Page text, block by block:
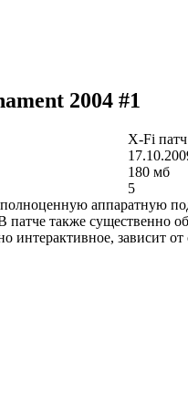
2004 #1
X-Fi патч
180 мб
5
аппаратную
патче также существенно
интерактивное, зависит